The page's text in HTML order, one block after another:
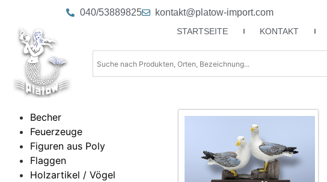
040/53889825 kontakt@platow-import.com
STARTSEITE KONTAKT
Becher
Feuerzeuge
Figuren aus Poly
Flaggen
Holzartikel / Vögel